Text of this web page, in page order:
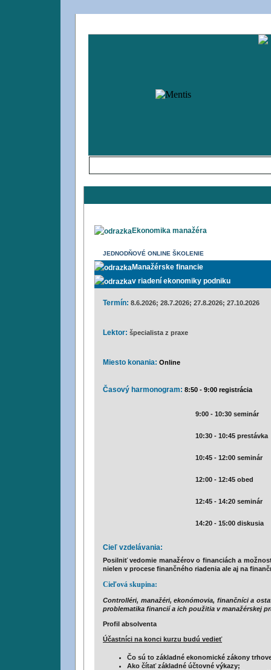
Ekonomika manažéra
JEDNODŇOVÉ ONLINE ŠKOLENIE
Manažérske financie
v riadení ekonomiky podniku
Termín: 8.6.2026; 28.7.2026; 27.8.2026; 27.10.2026
Lektor: špecialista z praxe
Miesto konania: Online
Časový harmonogram: 8:50 - 9:00 registrácia
9:00 - 10:30 seminár
10:30 - 10:45 prestávka
10:45 - 12:00 seminár
12:00 - 12:45 obed
12:45 - 14:20 seminár
14:20 - 15:00 diskusia
Cieľ vzdelávania:
Posilniť vedomie manažérov o financiách a
nielen v procese finančného riadenia ale aj na
Cieľová skupina:
Controlléri, manažéri, ekonómovia, finančníci a
problematika financií a ich použitia v manažérskej
Profil absolventa
Účastníci na konci kurzu budú vedieť
Čo sú to základné ekonomické zákony
Ako čítať základné účtovné výkazy;